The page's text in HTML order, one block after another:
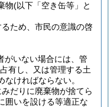
物(以下「空き缶等」と
ため、市民の意識の啓
がいない場合には、管
有し、又は管理する土
ければならない。
だりに廃棄物が捨てら
囲いを設ける等適正な